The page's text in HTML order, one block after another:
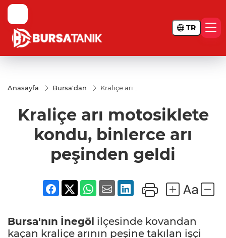
TR
Anasayfa Bursa'dan
Kraliçe arı
binlerce arı
peşinden
geldi
Kraliçe arı motosiklete
kondu, binlerce arı
peşinden geldi
Bursa'nın İnegöl ilçesinde kovandan
kaçan kraliçe arının peşine takılan işçi